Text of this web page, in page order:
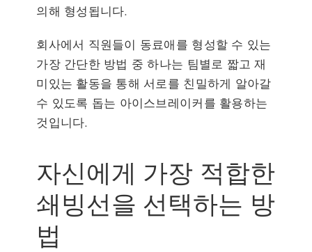
의해 형성됩니다.
회사에서 직원들이 동료애를 형성할 수 있는
가장 간단한 방법 중 하나는 팀별로 짧고 재
미있는 활동을 통해 서로를 친밀하게 알아갈
수 있도록 돕는 아이스브레이커를 활용하는
것입니다.
자신에게 가장 적합한
쇄빙선을 선택하는 방
법